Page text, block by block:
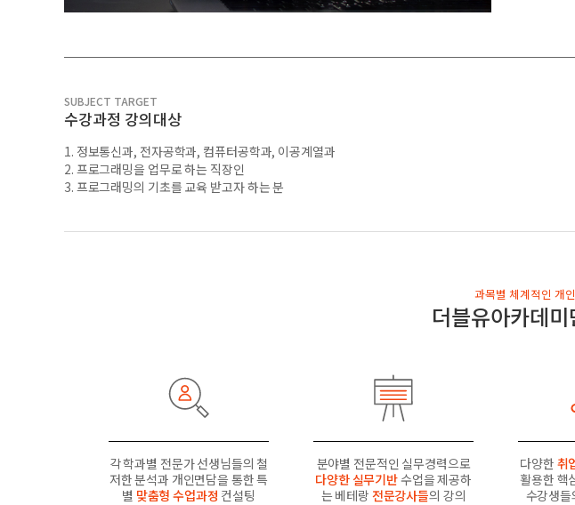
SUBJECT TARGET
수강과정 강의대상
1. 정보통신과, 전자공학과, 컴퓨터공학과, 이공계열과
2. 프로그래밍을 업무로 하는 직장인
3. 프로그래밍의 기초를 교육 받고자 하는 분
과목별 체계적인 개
더블유아카데
각 학과별 전문가 선생님들의 철
저한 분석과 개인면담을 통한 특
별 맞춤형 수업과정 컨설팅
분야별 전문적인 실무경력으로
다양한 실무기반수업을 제공하
는 베테랑 전문강사들의 강의
다양한 취
활용한 핵
수강생